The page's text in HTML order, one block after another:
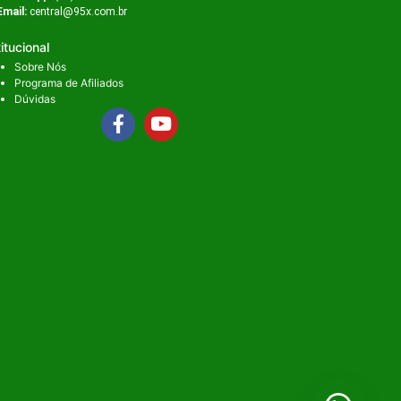
central@95x.com.br
Sobre Nós
Programa de Afiliados
Dúvidas